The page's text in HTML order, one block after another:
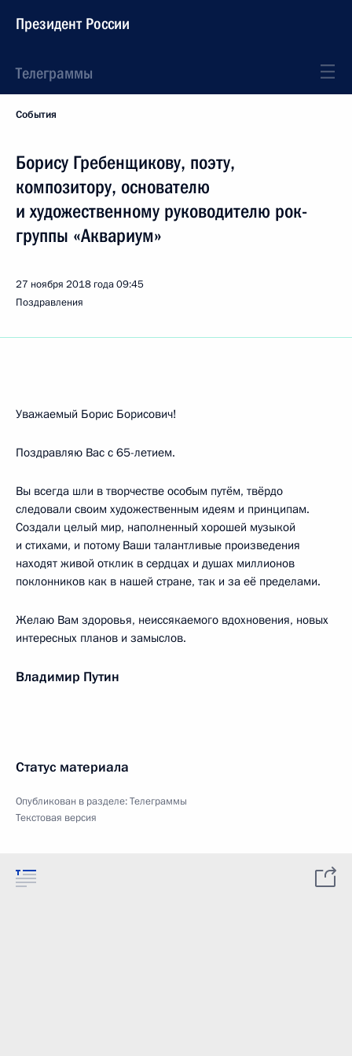
Президент России
Телеграммы
События
Борису Гребенщикову, поэту,
композитору, основателю
и художественному руководителю рок-
группы «Аквариум»
27 ноября 2018 года09:45
Поздравления
Уважаемый Борис Борисович!
Поздравляю Вас с 65-летием.
Вы всегда шли в творчестве особым путём, твёрдо
следовали своим художественным идеям и принципам.
Создали целый мир, наполненный хорошей музыкой
и стихами, и потому Ваши талантливые произведения
находят живой отклик в сердцах и душах миллионов
поклонников как в нашей стране, так и за её пределами.
Желаю Вам здоровья, неиссякаемого вдохновения, новых
интересных планов и замыслов.
Владимир Путин
Статус материала
Опубликован в разделе:Телеграммы
Текстовая версия